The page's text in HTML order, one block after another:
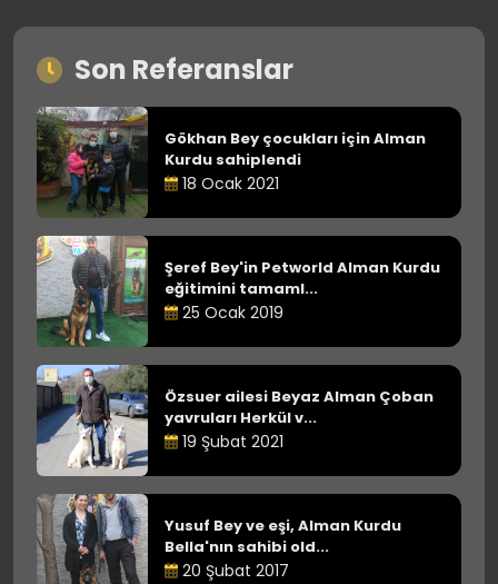
Son Referanslar
Gökhan Bey çocukları için Alman
Kurdu sahiplendi
18 Ocak 2021
Şeref Bey'in Petworld Alman Kurdu
eğitimini tamaml...
25 Ocak 2019
Özsuer ailesi Beyaz Alman Çoban
yavruları Herkül v...
19 Şubat 2021
Yusuf Bey ve eşi, Alman Kurdu
Bella'nın sahibi old...
20 Şubat 2017